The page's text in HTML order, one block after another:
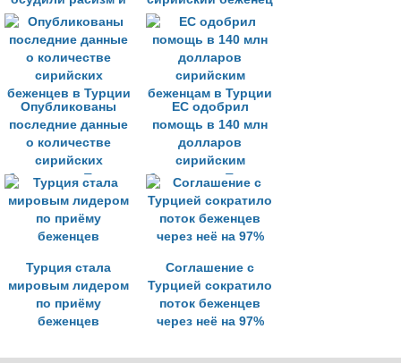
дискриминацию в
СМИ
Опубликованы
последние данные
о количестве
сирийских
беженцев в Турции
ЕС одобрил
помощь в 140 млн
долларов
сирийским
беженцам в Турции
Турция стала
мировым лидером
по приёму
беженцев
Соглашение с
Турцией сократило
поток беженцев
через неё на 97%